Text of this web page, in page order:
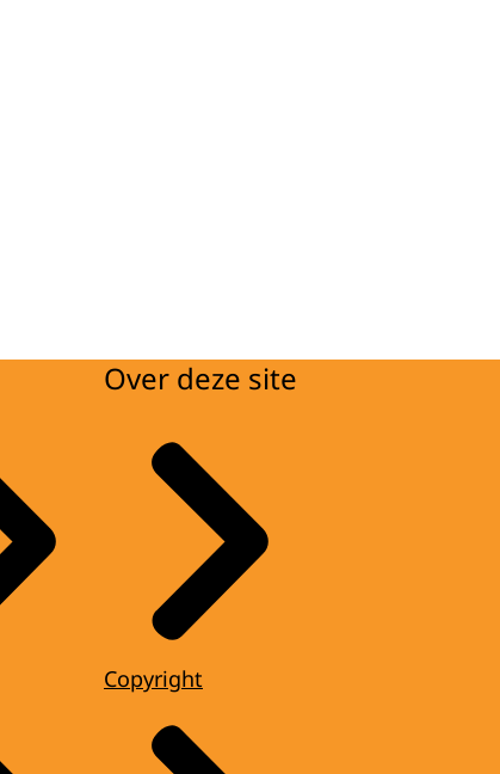
Over deze site
Copyright